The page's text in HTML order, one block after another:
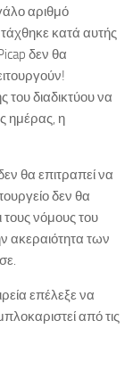
αριθμό
κατά αυτής
δεν θα
διαδικτύου να
ημέρας, η
θα επιτραπεί να
δεν θα
τους νόμους του
ακεραιότητα των
επέλεξε να
από τις